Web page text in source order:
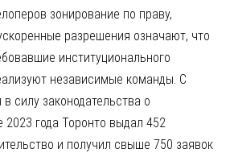
зонирование по праву,
разрешения означают, что
институционального
независимые команды. С
силу законодательства о
2023 года Торонто выдал 452
и получил свыше 750 заявок